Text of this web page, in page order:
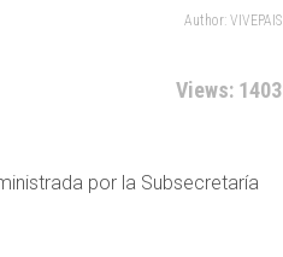
Author: VIVEPAIS
Views: 1403
por la Subsecretaría